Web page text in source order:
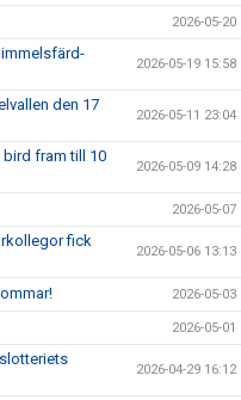
2026-05-20
2026-05-19 15:58
den 17
2026-05-11 23:04
bird fram till 10
2026-05-09 14:28
2026-05-07
fick
2026-05-06 13:13
2026-05-03
2026-05-01
2026-04-29 16:12